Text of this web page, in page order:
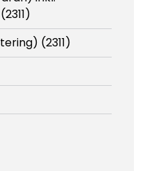
(2311)